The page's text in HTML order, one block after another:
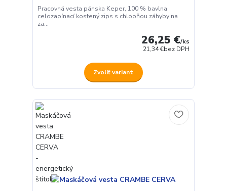
Pracovná vesta pánska Keper, 100 % bavlna
celozapínací kostený zips s chlopňou záhyby na
za...
26,25 €/ks
21,34 €bez DPH
Zvoliť variant